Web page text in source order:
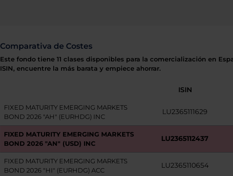
Comparativa de Costes
Este fondo tiene 11 clases disponibles para la comercialización en
ISIN, encuentre la más barata y empiece ahorrar.
ISIN
FIXED MATURITY EMERGING MARKETS
BOND 2026 "AH" (EURHDG) INC
LU2365111629
FIXED MATURITY EMERGING MARKETS
BOND 2026 "AN" (USD) INC
LU2365112437
FIXED MATURITY EMERGING MARKETS
BOND 2026 "HI" (EURHDG) ACC
LU2365110654